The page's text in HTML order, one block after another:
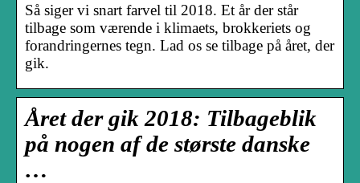
Så siger vi snart farvel til 2018. Et år der står
tilbage som værende i klimaets, brokkeriets og
forandringernes tegn. Lad os se tilbage på året, der
gik.
Året der gik 2018: Tilbageblik
på nogen af de største danske
…